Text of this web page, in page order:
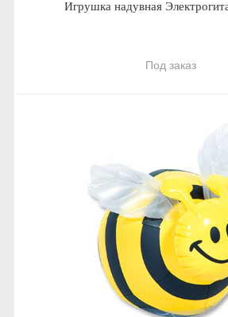
Игрушка надувная
Под заказ